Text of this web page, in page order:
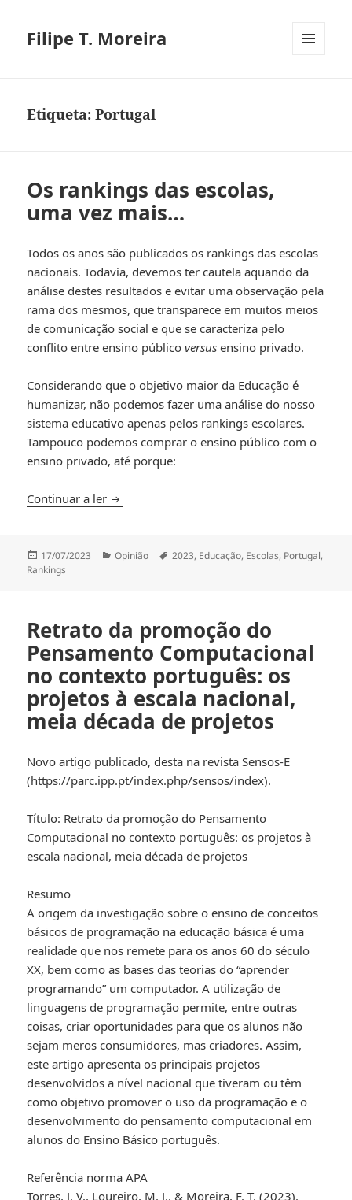
Filipe T. Moreira
Etiqueta:Portugal
Os rankings das escolas,
uma vez mais…
Todos os anos são publicados os rankings das escolas
nacionais. Todavia, devemos ter cautela aquando da
análise destes resultados e evitar uma observação pela
rama dos mesmos, que transparece em muitos meios
de comunicação social e que se caracteriza pelo
conflito entre ensino públicoversus ensino privado.
Considerando que o objetivo maior da Educação é
humanizar, não podemos fazer uma análise do nosso
sistema educativo apenas pelos rankings escolares.
Tampouco podemos comprar o ensino público com o
ensino privado, até porque:
Continuar a ler Os rankings das escolas, uma vez mais…
Publicado
a
17/07/2023 Categorias
Opinião Etiquetas
2023, Educação, Escolas, Portugal,
Rankings
Retrato da promoção do
Pensamento Computacional
no contexto português: os
projetos à escala nacional,
meia década de projetos
Novo artigo publicado, desta na revista Sensos-E
(https://parc.ipp.pt/index.php/sensos/index).
Título: Retrato da promoção do Pensamento
Computacional no contexto português: os projetos à
escala nacional, meia década de projetos
Resumo
A origem da investigação sobre o ensino de conceitos
básicos de programação na educação básica é uma
realidade que nos remete para os anos 60 do século
XX, bem como as bases das teorias do “aprender
programando” um computador. A utilização de
linguagens de programação permite, entre outras
coisas, criar oportunidades para que os alunos não
sejam meros consumidores, mas criadores. Assim,
este artigo apresenta os principais projetos
desenvolvidos a nível nacional que tiveram ou têm
como objetivo promover o uso da programação e o
desenvolvimento do pensamento computacional em
alunos do Ensino Básico português.
Referência norma APA
Torres, J. V., Loureiro, M. J., & Moreira, F. T. (2023).